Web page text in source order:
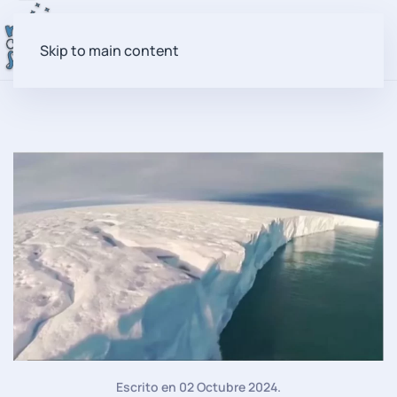
Skip to main content
Escrito en 02 Octubre 2024.